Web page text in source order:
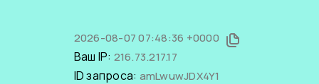
2026-08-07 07:48:36 +0000
Ваш IP: 216.73.217.17
ID запроса: amLwuwJDX4Y1